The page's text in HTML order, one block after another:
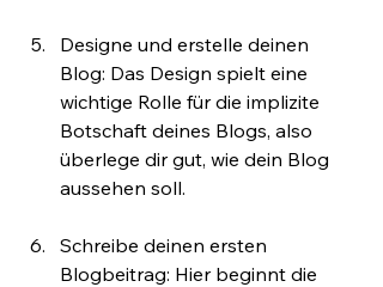
Designe und erstelle deinen
Blog: Das Design spielt eine
wichtige Rolle für die implizite
Botschaft deines Blogs, also
überlege dir gut, wie dein Blog
aussehen soll.
Schreibe deinen ersten
Blogbeitrag: Hier beginnt die